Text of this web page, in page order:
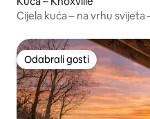
Cijela kuća – na vrhu
Odabrali gosti
Odabrali gosti